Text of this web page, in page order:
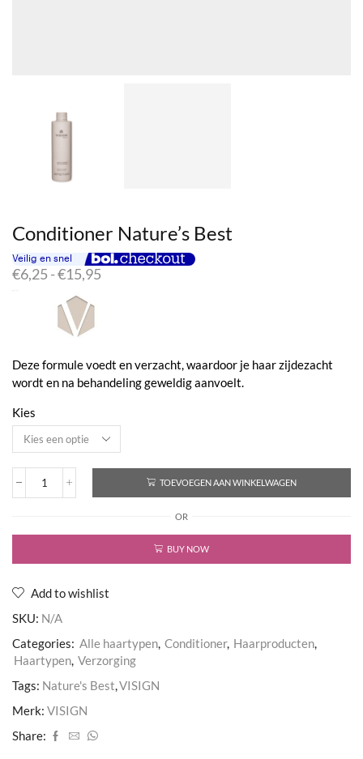
Conditioner Nature’s Best
€6,25 -€15,95
Deze formule voedt en verzacht, waardoor je haar zijde­zacht
wordt en na behandeling geweldig aanvoelt.
Kies
Conditioner
aantal
TOEVOEGEN AAN WINKELWAGEN
OR
BUY NOW
Add to wishlist
SKU: N/A
Categories: Alle haartypen Conditioner, Haarproducten
Haartypen Verzorging
Tags: Nature's Best VISIGN
Merk: VISIGN
Share: